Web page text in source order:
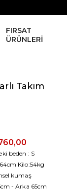
FIRSAT
ÜRÜNLERİ
Takım
beden : S
Kilo:54kg
kumaş
- Arka 65cm